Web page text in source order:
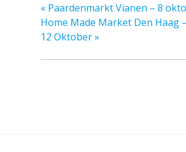
« Paardenmarkt Vianen – 8
Home Made Market Den Haag
12 Oktober»